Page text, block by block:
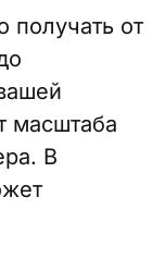
получать от
масштаба
В